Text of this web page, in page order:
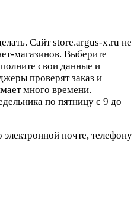
Сайт store.argus-x.ru не
магазинов. Выберите
свои данные и
проверят заказ и
много времени.
по пятницу с 9 до
почте, телефону